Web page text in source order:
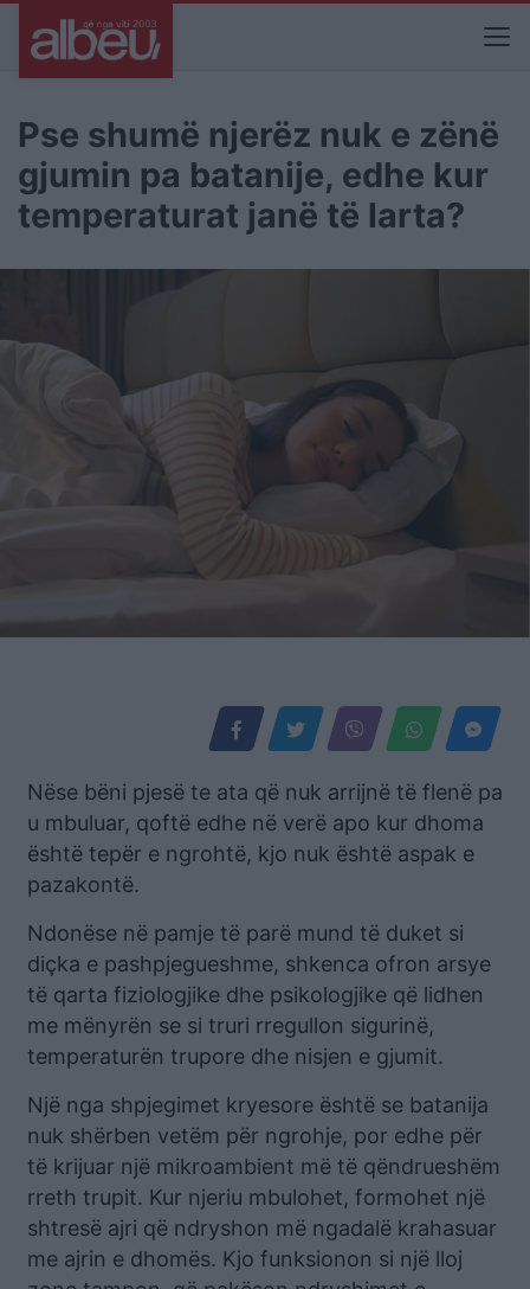
Pse shumë njerëz nuk e zënë
gjumin pa batanije, edhe kur
temperaturat janë të larta?
Nëse bëni pjesë te ata që nuk arrijnë të flenë pa
u mbuluar, qoftë edhe në verë apo kur dhoma
është tepër e ngrohtë, kjo nuk është aspak e
pazakontë.
Ndonëse në pamje të parë mund të duket si
diçka e pashpjegueshme, shkenca ofron arsye
të qarta fiziologjike dhe psikologjike që lidhen
me mënyrën se si truri rregullon sigurinë,
temperaturën trupore dhe nisjen e gjumit.
Një nga shpjegimet kryesore është se batanija
nuk shërben vetëm për ngrohje, por edhe për
të krijuar një mikroambient më të qëndrueshëm
rreth trupit. Kur njeriu mbulohet, formohet një
shtresë ajri që ndryshon më ngadalë krahasuar
me ajrin e dhomës. Kjo funksionon si një lloj